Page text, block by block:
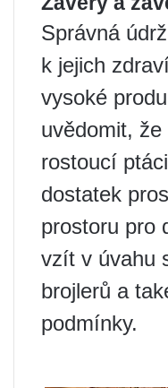
Správná
k jejich
vysoké
uvědomit,
rostoucí
dostatek
prostoru pro
vzít v úvahu
brojlerů a
podmínky.